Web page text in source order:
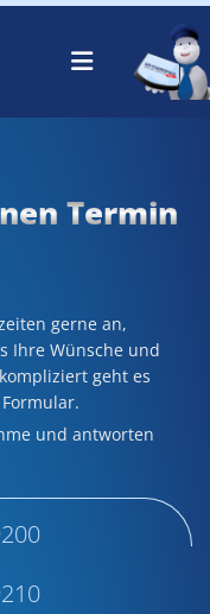
Termin
gerne an,
Ihre Wünsche und
geht es
und antworten